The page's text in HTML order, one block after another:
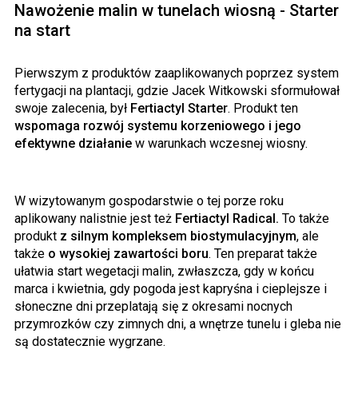
Nawożenie malin w tunelach wiosną - Starter
na start
Pierwszym z produktów zaaplikowanych poprzez system
fertygacji na plantacji, gdzie Jacek Witkowski sformułował
swoje zalecenia, był Fertiactyl Starter. Produkt ten
wspomaga rozwój systemu korzeniowego i jego
efektywne działanie w warunkach wczesnej wiosny.
W wizytowanym gospodarstwie o tej porze roku
aplikowany nalistnie jest też Fertiactyl Radical. To także
produkt z silnym kompleksem biostymulacyjnym, ale
także o wysokiej zawartości boru. Ten preparat także
ułatwia start wegetacji malin, zwłaszcza, gdy w końcu
marca i kwietnia, gdy pogoda jest kapryśna i cieplejsze i
słoneczne dni przeplatają się z okresami nocnych
przymrozków czy zimnych dni, a wnętrze tunelu i gleba nie
są dostatecznie wygrzane.